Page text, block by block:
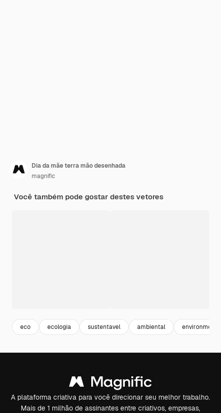
Dia da mãe terra mão desenhada
magnific
Você também pode gostar destes vetores
eco ecologia sustentavel ambiental
A plataforma criativa para você direcionar seu melhor trabalho.
Mais de 1 milhão de assinantes entre criativos, empresas,